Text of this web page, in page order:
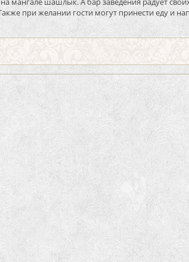
при желании гости могут принести еду и